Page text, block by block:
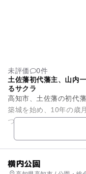
未評価
0件
土佐藩初代藩主、山内
るサクラ
高知市、土佐藩の初代
築城を始め、10年の歳
つ平山城の周囲を整備
横内公園